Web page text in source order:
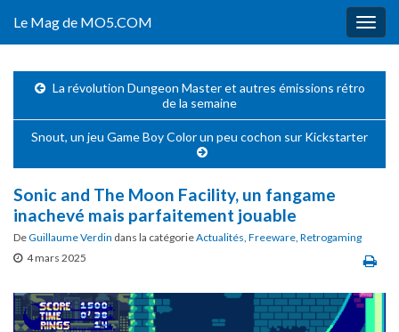
Le Mag de MO5.COM
La révolution Dungeon Master et autres émissions rétro
de la semaine
Snout, un jeu Game Boy Color un peu cochon sur Kickstarter
Sonic and The Moon Facility, un fangame
inachevé mais parfaitement jouable
DeGuillaume Verdin dans la catégorieActualités, Freeware, Retrogaming
4 mars 2025